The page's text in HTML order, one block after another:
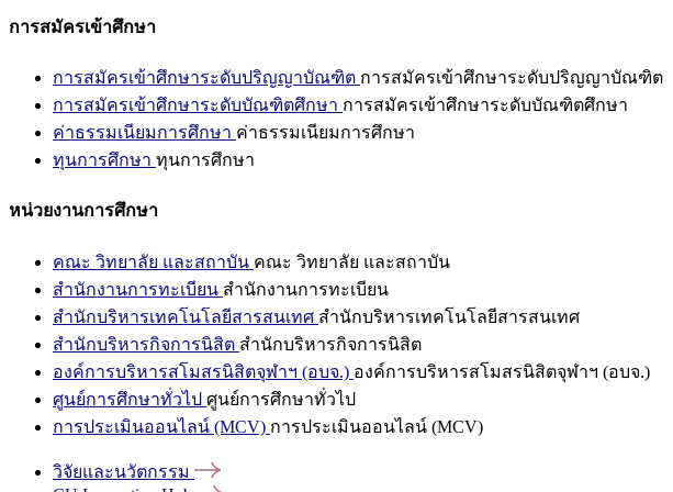
การสมัครเข้าศึกษา
การสมัครเข้าศึกษาระดับปริญญาบัณฑิต การสมัครเข้าศึกษาระดับปริญญาบัณฑิต
การสมัครเข้าศึกษาระดับบัณฑิตศึกษา การสมัครเข้าศึกษาระดับบัณฑิตศึกษา
ค่าธรรมเนียมการศึกษา ค่าธรรมเนียมการศึกษา
ทุนการศึกษา ทุนการศึกษา
หน่วยงานการศึกษา
คณะ วิทยาลัย และสถาบัน คณะ วิทยาลัย และสถาบัน
สำนักงานการทะเบียน สำนักงานการทะเบียน
สำนักบริหารเทคโนโลยีสารสนเทศ สำนักบริหารเทคโนโลยีสารสนเทศ
สำนักบริหารกิจการนิสิต สำนักบริหารกิจการนิสิต
องค์การบริหารสโมสรนิสิตจุฬาฯ (อบจ.) องค์การบริหารสโมสรนิสิตจุฬาฯ (อบจ.)
ศูนย์การศึกษาทั่วไป ศูนย์การศึกษาทั่วไป
การประเมินออนไลน์ (MCV) การประเมินออนไลน์ (MCV)
วิจัยและนวัตกรรม